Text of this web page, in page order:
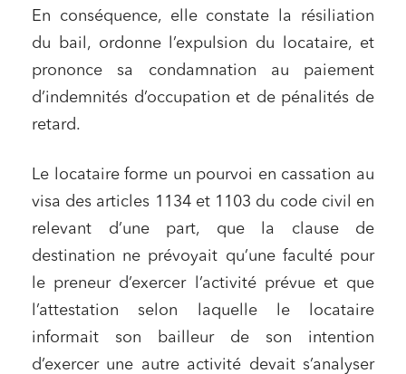
En conséquence, elle constate la résiliation
du bail, ordonne l’expulsion du locataire, et
prononce sa condamnation au paiement
d’indemnités d’occupation et de pénalités de
retard.
Le locataire forme un pourvoi en cassation au
visa des articles 1134 et 1103 du code civil en
relevant d’une part, que la clause de
destination ne prévoyait qu’une faculté pour
le preneur d’exercer l’activité prévue et que
l’attestation selon laquelle le locataire
informait son bailleur de son intention
d’exercer une autre activité devait s’analyser